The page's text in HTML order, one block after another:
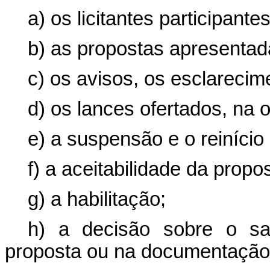
a) os licitantes
b) as propostas
c) os avisos, os
d) os lances ofertados, na
e) a suspensão e o
f) a aceitabilidade da
g) a habilitação;
h) a decisão sobre o
proposta ou na